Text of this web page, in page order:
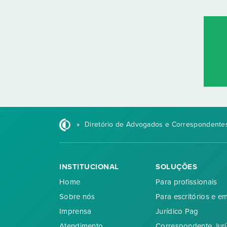
» Diretório de Advogados e
INSTITUCIONAL
Home
Sobre nós
Imprensa
SOLUÇÕES
Para profissionais
Para escritórios e
Jurídico Pag